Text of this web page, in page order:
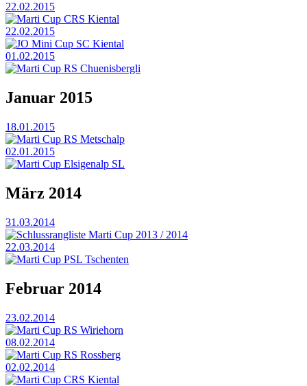
22.02.2015
Marti Cup CRS Kiental
22.02.2015
JO Mini Cup SC Kiental
01.02.2015
Marti Cup RS Chuenisbergli
Januar 2015
18.01.2015
Marti Cup RS Metschalp
02.01.2015
Marti Cup Elsigenalp SL
März 2014
31.03.2014
Schlussrangliste Marti Cup 2013 / 2014
22.03.2014
Marti Cup PSL Tschenten
Februar 2014
23.02.2014
Marti Cup RS Wiriehorn
08.02.2014
Marti Cup RS Rossberg
02.02.2014
Marti Cup CRS Kiental